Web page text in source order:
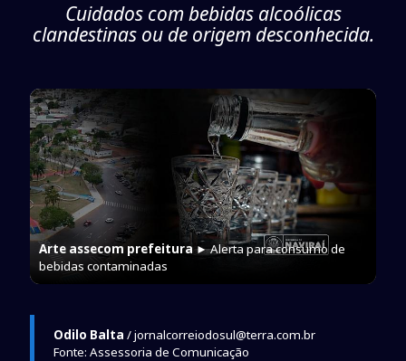
Cuidados com bebidas alcoólicas
clandestinas ou de origem desconhecida.
Arte assecom prefeitura► Alerta para consumo de
bebidas contaminadas
Odilo Balta / jornalcorreiodosul@terra.com.br
Fonte: Assessoria de Comunicação